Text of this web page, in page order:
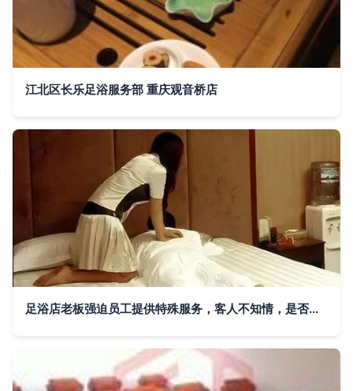
江北区长乐足浴服务部 重庆观音桥店
足浴店老板强迫员工提供特殊服务，客人不知情，是否构成强奸罪？